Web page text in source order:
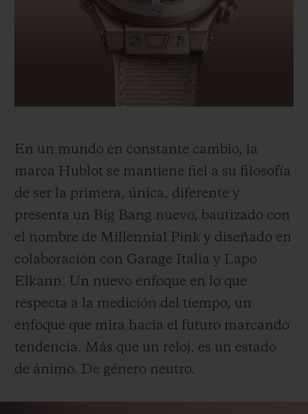
En un mundo en constante cambio, la
marca Hublot se mantiene fiel a su filosofía
de ser la primera, única, diferente y
presenta un Big Bang nuevo, bautizado con
el nombre de Millennial Pink y diseñado en
colaboración con Garage Italia y Lapo
Elkann. Un nuevo enfoque en lo que
respecta a la medición del tiempo, un
enfoque que mira hacia el futuro marcando
tendencia. Más que un reloj, es un estado
de ánimo. De género neutro.
BIG BANG
PEACH CERAMIC
ENTREGA PREVISTA
DEVOLUCIONES Y ENVÍOS GRATUITOS
ESTUCHE DE REGALO